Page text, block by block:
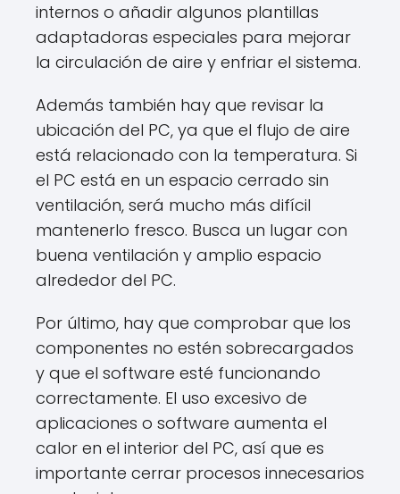
internos o añadir algunos plantillas
adaptadoras especiales para mejorar
la circulación de aire y enfriar el sistema.
Además también hay que revisar la
ubicación del PC, ya que el flujo de aire
está relacionado con la temperatura. Si
el PC está en un espacio cerrado sin
ventilación, será mucho más difícil
mantenerlo fresco. Busca un lugar con
buena ventilación y amplio espacio
alrededor del PC.
Por último, hay que comprobar que los
componentes no estén sobrecargados
y que el software esté funcionando
correctamente. El uso excesivo de
aplicaciones o software aumenta el
calor en el interior del PC, así que es
importante cerrar procesos innecesarios